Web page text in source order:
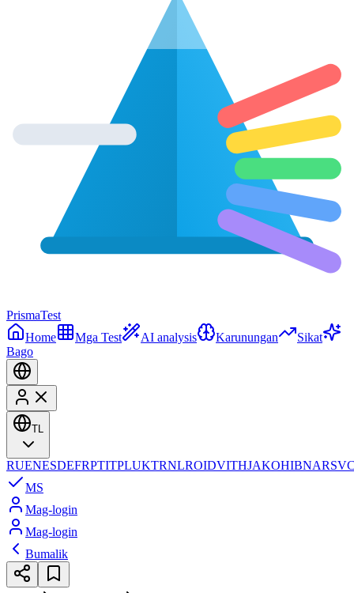
PrismaTest
Home
Mga Test AI analysis Karunungan
Sikat
Bago
TL
RUENESDEFRPTITPLUKTRNLROIDVITHJAKOHIBNARSV
MS
Mag-login
Mag-login
Bumalik